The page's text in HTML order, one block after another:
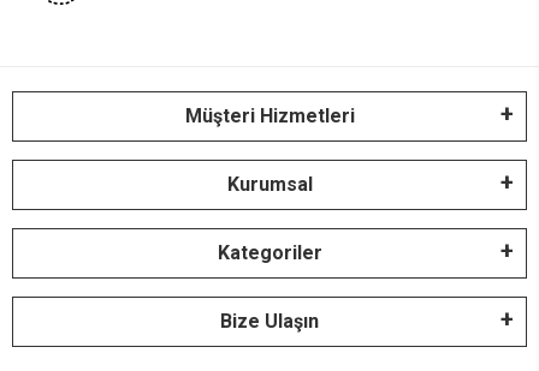
Müşteri Hizmetleri
Kurumsal
Kategoriler
Bize Ulaşın